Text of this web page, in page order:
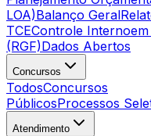
LOA)Balanço Geral
TCEControle Interno
(RGF)Dados Abertos
Concursos
TodosConcursos
PúblicosProcessos
Atendimento